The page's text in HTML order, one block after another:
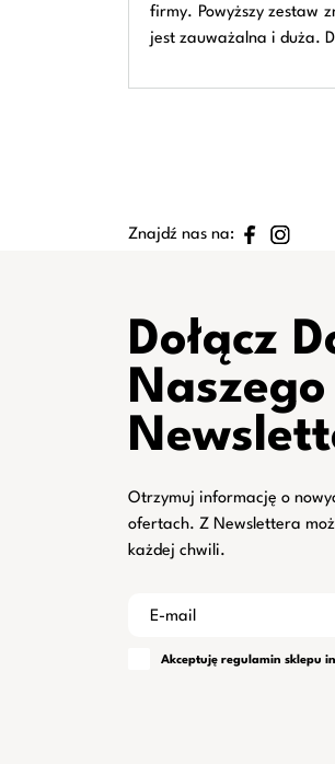
firmy. Powyższy zestaw
jest zauważalna i duża.
Znajdź nas na:
Dołącz
Naszego
Otrzymuj informację o
ofertach. Z Newslettera
każdej chwili.
Akceptuję regulamin sklepu